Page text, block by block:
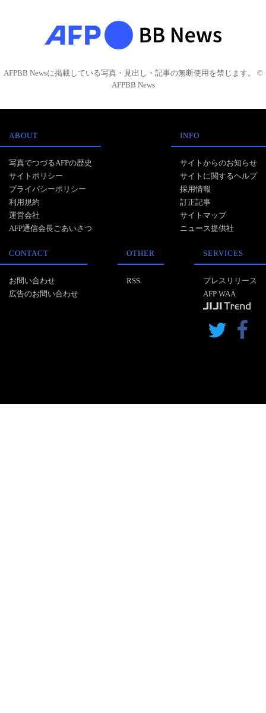
AFPBB Newsに掲載している写真・見出し・記事の無断使用を禁じます。 ©
AFPBB News
ABOUT
写真でつづるAFPの歴史
サイトポリシー
プライバシーポリシー
利用規約
運営会社
AFP通信会長ごあいさつ
INFO
サイトからのお知らせ
サイトに関するヘルプ
採用情報
訂正記事
サイトマップ
ニュース提供社
CONTACT
お問い合わせ
広告のお問い合わせ
OTHER
RSS
SERVICES
プレスリリース
AFP WAA